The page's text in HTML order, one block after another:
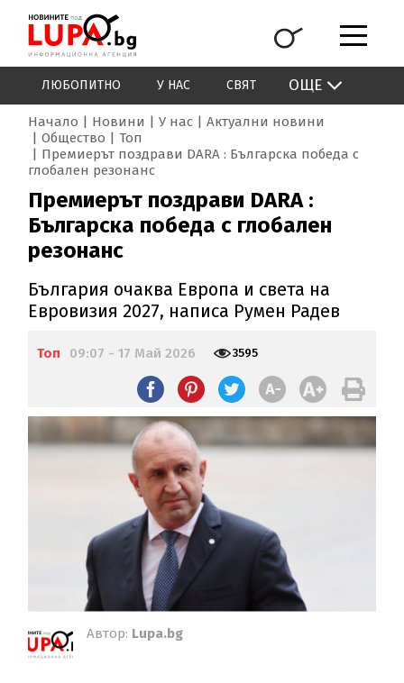
ЛЮБОПИТНО У НАС СВЯТ ОЩЕ
Начало Новини У нас
Актуални новини
Общество
Топ
Премиерът поздрави DARA : Българска победа с
глобален резонанс
Премиерът поздрави DARA :
Българска победа с глобален
резонанс
България очаква Европа и света на
Евровизия 2027, написа Румен Радев
Топ 09:07 - 17 Май 2026 3595
Автор: Lupa.bg